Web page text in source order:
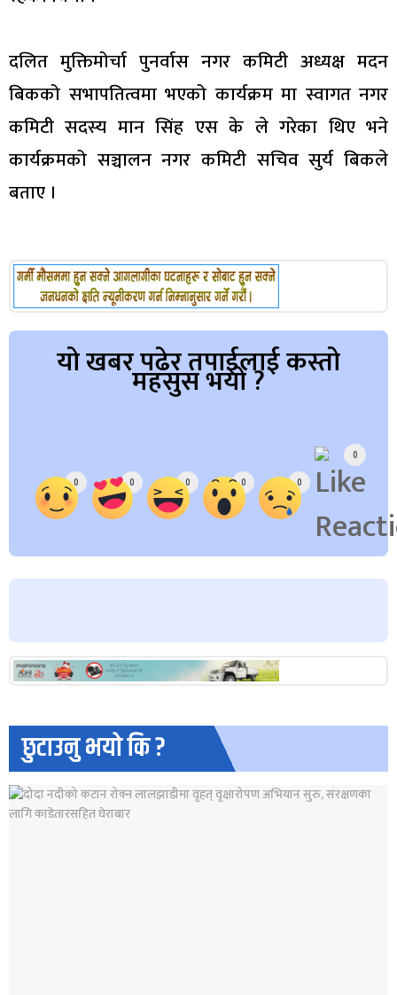
दलित मुक्तिमोर्चा पुनर्वास नगर कमिटी अध्यक्ष मदन
बिकको सभापतित्वमा भएको कार्यक्रम मा स्वागत नगर
कमिटी सदस्य मान सिंह एस के ले गरेका थिए भने
कार्यक्रमको सञ्चालन नगर कमिटी सचिव सुर्य बिकले
बताए ।
यो खबर पढेर तपाईलाई कस्तो
महसुस भयो ?
0 0 0 0 0
0
छुटाउनु भयो कि ?